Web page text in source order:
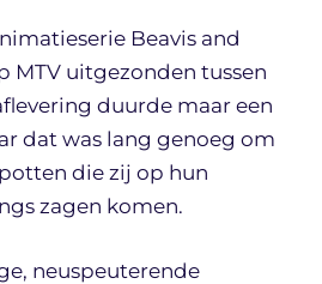
Beavis and
MTV uitgezonden tussen
duurde maar een
dat was lang genoeg om
die zij op hun
zagen komen.
neuspeuterende